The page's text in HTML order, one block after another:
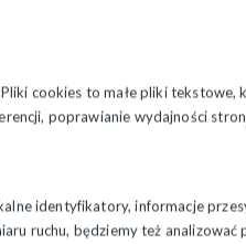
cookies to małe pliki tekstowe,
poprawianie wydajności
identyfikatory, informacje
ruchu, będziemy też